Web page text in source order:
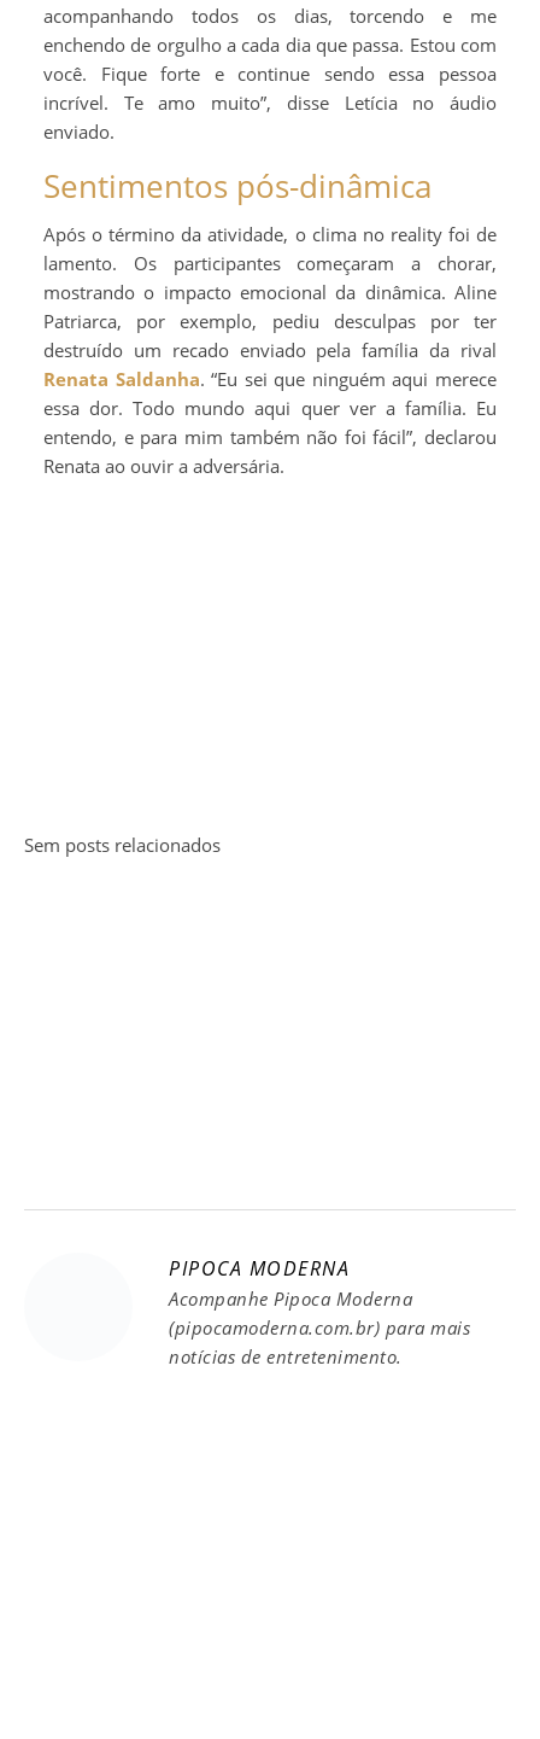
acompanhando todos os dias, torcendo e me
enchendo de orgulho a cada dia que passa. Estou com
você. Fique forte e continue sendo essa pessoa
incrível. Te amo muito”, disse Letícia no áudio
enviado.
Sentimentos pós-dinâmica
Após o término da atividade, o clima no reality foi de
lamento. Os participantes começaram a chorar,
mostrando o impacto emocional da dinâmica. Aline
Patriarca, por exemplo, pediu desculpas por ter
destruído um recado enviado pela família da rival
Renata Saldanha. “Eu sei que ninguém aqui merece
essa dor. Todo mundo aqui quer ver a família. Eu
entendo, e para mim também não foi fácil”, declarou
Renata ao ouvir a adversária.
Sem posts relacionados
PIPOCA MODERNA
Acompanhe Pipoca Moderna
(pipocamoderna.com.br) para mais
notícias de entretenimento.